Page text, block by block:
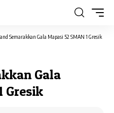
Semarakkan Gala Mapasi 52 SMAN 1 Gresik
Gala
Gresik